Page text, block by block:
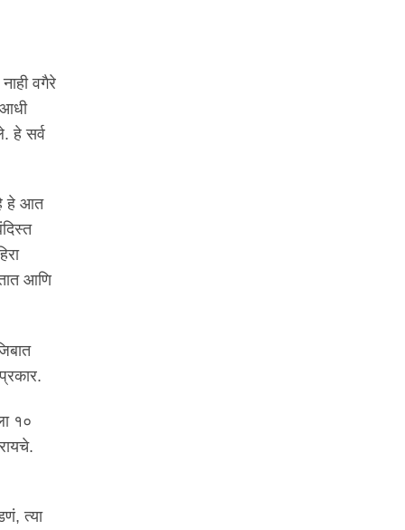
वगैरे
हे सर्व
हे आत
आणि
१०
त्या